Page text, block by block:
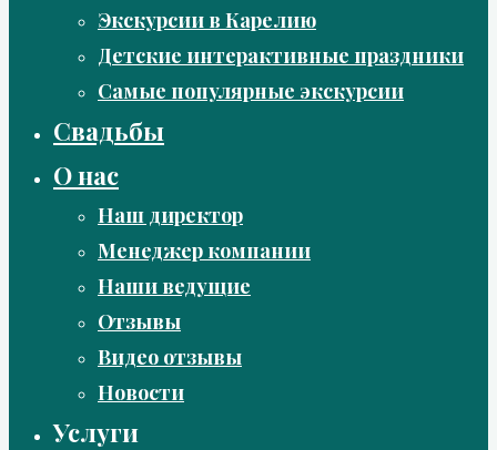
Экскурсии в Карелию
Детские интерактивные праздники
Самые популярные экскурсии
Свадьбы
О нас
Наш директор
Менеджер компании
Наши ведущие
Отзывы
Видео отзывы
Новости
Услуги